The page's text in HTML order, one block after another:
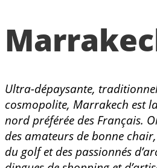
Ultra-dépaysante,
cosmopolite, Marrakech est
nord préférée des Français.
des amateurs de bonne
du golf et des passionnés